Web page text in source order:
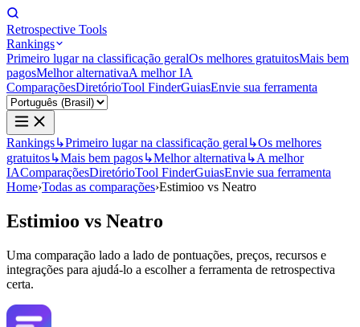
Retrospective Tools
Rankings
Primeiro lugar na classificação geralOs melhores gratuitosMais bem
pagosMelhor alternativaA melhor IA
ComparaçõesDiretórioTool FinderGuiasEnvie sua ferramenta
Rankings↳Primeiro lugar na classificação geral ↳Os melhores
gratuitos↳Mais bem pagos↳Melhor alternativa ↳A melhor
IAComparaçõesDiretórioTool FinderGuiasEnvie sua ferramenta
Home›Todas as comparações›Estimioo vs Neatro
Estimioo vs Neatro
Uma comparação lado a lado de pontuações, preços, recursos e
integrações para ajudá-lo a escolher a ferramenta de retrospectiva
certa.